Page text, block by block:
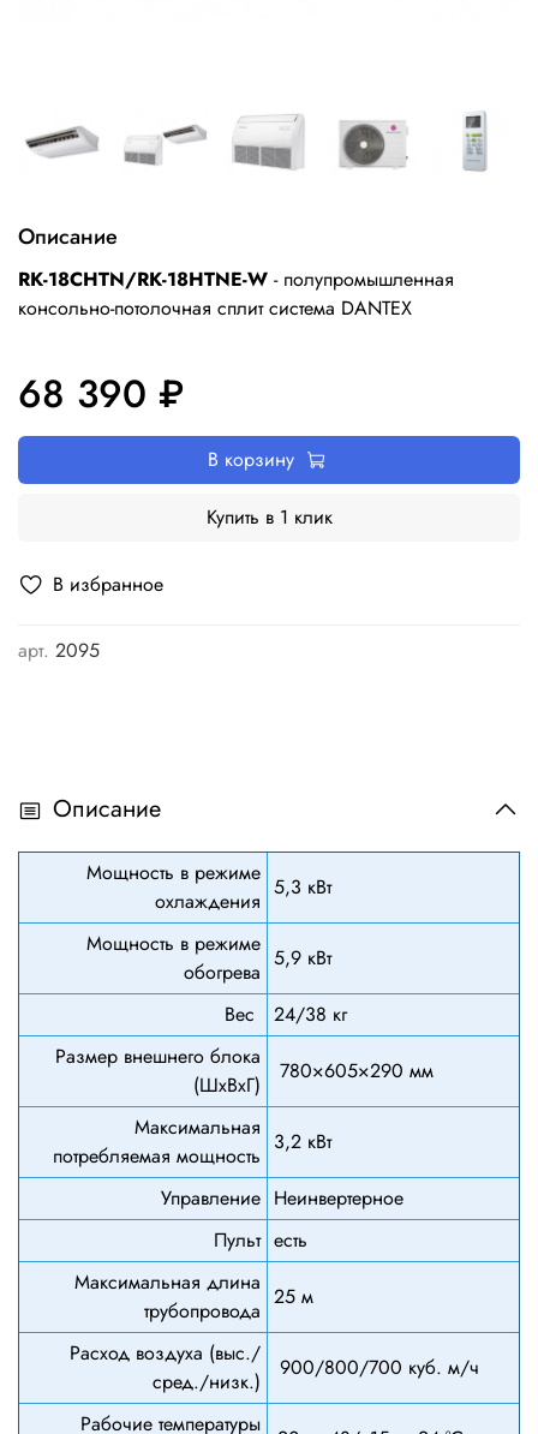
В избранное
арт. 2095
Описание
RK-18СHTN/RK-18HTNE-W - полупромышленная
консольно-потолочная сплит система DANTEX
68 390 ₽
В корзину
Купить в 1 клик
Описание
Мощность в режиме
охлаждения
5,3 кВт
Мощность в режиме
обогрева
5,9 кВт
Вес
24/38 кг
Размер внешнего блока
(ШхВхГ)
780×605×290 мм
Максимальная
потребляемая мощность
3,2 кВт
Управление Неинвертерное
Пульт есть
Максимальная длина
трубопровода
25 м
Расход воздуха (выс./
сред./низк.)
900/800/700 куб. м/ч
Рабочие температуры